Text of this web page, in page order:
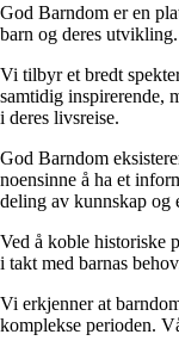
God Barndom er en
barn og deres
Vi tilbyr et bredt
samtidig inspirerende,
i deres livsreise.
God Barndom
noensinne å ha et
deling av kunnskap og
Ved å koble historiske
i takt med barnas
Vi erkjenner at
komplekse perioden.